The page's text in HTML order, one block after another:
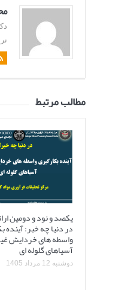
مطالب مرتبط
یکصد و نود و دومین
در دنیا چه خبر: آینده
واسطه های خردایش
آسیاهای گلوله ای
دوشنبه 12 مرداد 1405